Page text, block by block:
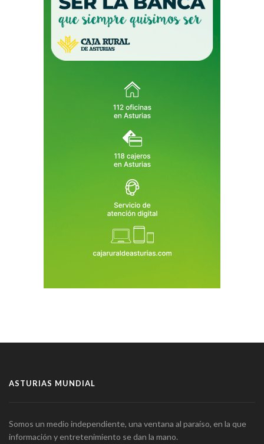
ASTURIAS MUNDIAL
Somos un medio independiente, una ventana al paraíso, en la que
información y entretenimiento se dan la mano.